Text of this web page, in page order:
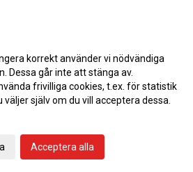
korrekt använder vi nödvändiga
Dessa går inte att stänga av.
frivilliga cookies, t.ex. för statistik
själv om du vill acceptera dessa.
Acceptera alla